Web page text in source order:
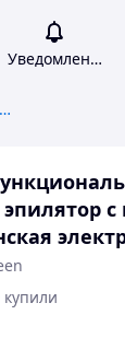
Уведомления
Женские эпиляторы и электробритвы
с
купили